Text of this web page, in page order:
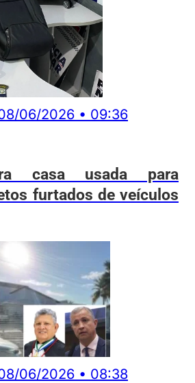
06/2026 • 09:36
casa usada para
furtados de veículos
06/2026 • 08:38